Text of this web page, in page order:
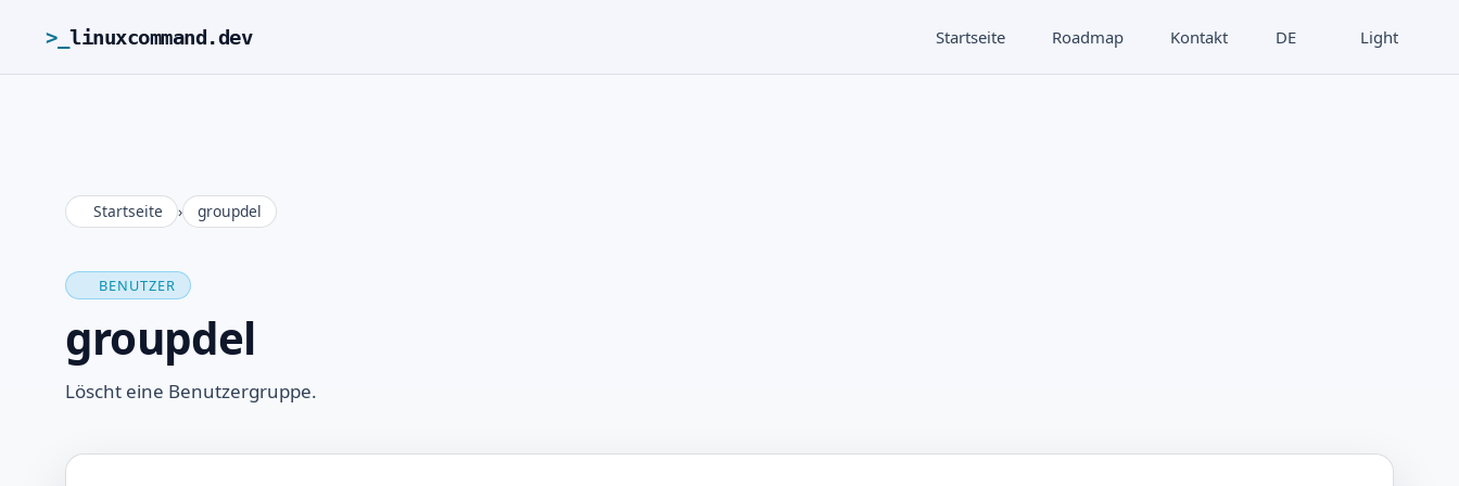
>_ linuxcommand.dev Startseite Roadmap Kontakt DE Light
Startseite › groupdel
BENUTZER
groupdel
Löscht eine Benutzergruppe.